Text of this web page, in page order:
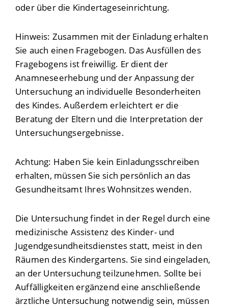
oder über die Kindertageseinrichtung.
Hinweis: Zusammen mit der Einladung erhalten
Sie auch einen Fragebogen. Das Ausfüllen des
Fragebogens ist freiwillig. Er dient der
Anamneseerhebung und der Anpassung der
Untersuchung an individuelle Besonderheiten
des Kindes. Außerdem erleichtert er die
Beratung der Eltern und die Interpretation der
Untersuchungsergebnisse.
Achtung: Haben Sie kein Einladungsschreiben
erhalten, müssen Sie sich persönlich an das
Gesundheitsamt Ihres Wohnsitzes wenden.
Die Untersuchung findet in der Regel durch eine
medizinische Assistenz des Kinder- und
Jugendgesundheitsdienstes statt, meist in den
Räumen des Kindergartens.Sie sind eingeladen,
an der Untersuchung teilzunehmen. Sollte bei
Auffälligkeiten ergänzend eine anschließende
ärztliche Untersuchung notwendig sein, müssen